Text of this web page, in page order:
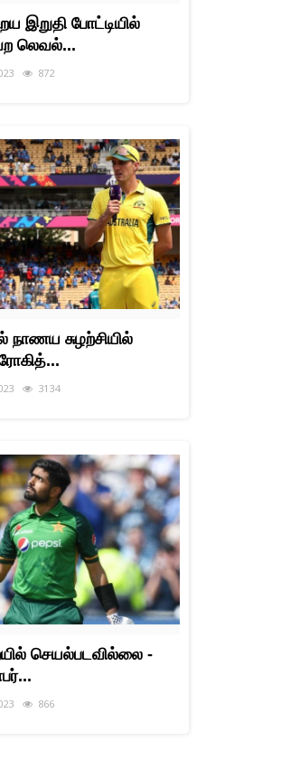
இறுதி போட்டியில்
லெவல்...
872
சுழற்சியில்
3134
செயல்படவில்லை -
866